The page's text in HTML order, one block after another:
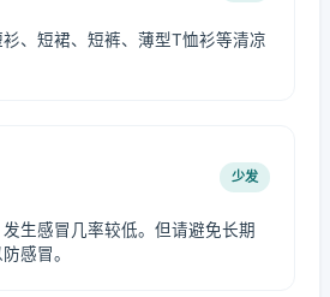
、短裙、短裤、薄型T恤衫等清凉
少发
生感冒几率较低。但请避免长期
感冒。